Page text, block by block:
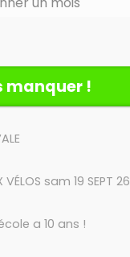
manquer !
VÉLOS sam 19 SEPT 26
a 10 ans !